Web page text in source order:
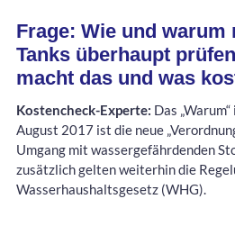
Frage: Wie und warum
Tanks überhaupt
macht das und was
Kostencheck-Experte: Das
August 2017 ist die neue
Umgang mit wassergefährdenden
zusätzlich gelten weiterhin die
Wasserhaushaltsgesetz (WHG).